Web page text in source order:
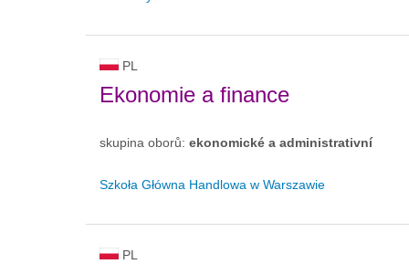
PL
Ekonomie a finance
skupina oborů: ekonomické a administrativní
Szkoła Główna Handlowa w Warszawie
PL